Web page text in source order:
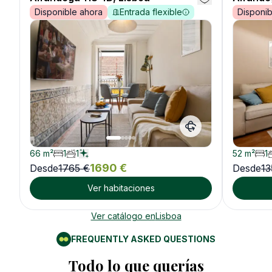
Disponible ahora Entrada flexible
66 m² 1 1
Desde1765€1690 €
Ver habitaciones
52 m² 1
Desde
Ver catálogo enLisboa
FREQUENTLY ASKED QUESTIONS
Todo lo que querías